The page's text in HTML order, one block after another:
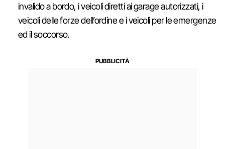
invalido a bordo, i veicoli diretti ai garage autorizzati, i
veicoli delle forze dell’ordine e i veicoli per le emergenze
ed il soccorso.